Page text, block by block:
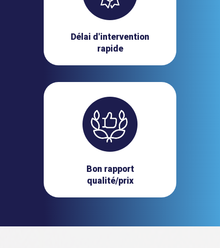
Délai d'intervention
rapide
Bon rapport
qualité/prix